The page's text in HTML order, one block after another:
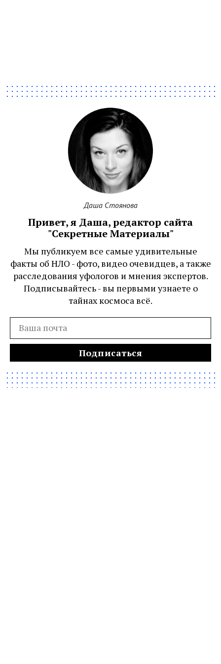
Даша Стоянова
Привет, я Даша, редактор сайта
"Секретные Материалы"
Мы публикуем все самые удивительные
факты об НЛО - фото, видео очевидцев, а также
расследования уфологов и мнения экспертов.
Подписывайтесь - вы первыми узнаете о
тайнах космоса всё.
Подписаться